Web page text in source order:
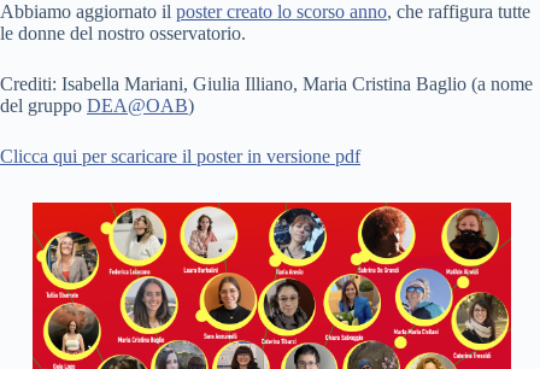
Abbiamo aggiornato il poster creato lo scorso anno, che raffigura tutte
le donne del nostro osservatorio.
Crediti: Isabella Mariani, Giulia Illiano, Maria Cristina Baglio (a nome
del gruppo DEA@OAB)
Clicca qui per scaricare il poster in versione pdf